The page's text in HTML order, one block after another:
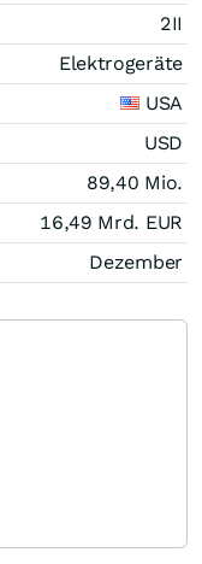
2II
Elektrogeräte
USA
USD
89,40 Mio.
16,49 Mrd. EUR
Dezember